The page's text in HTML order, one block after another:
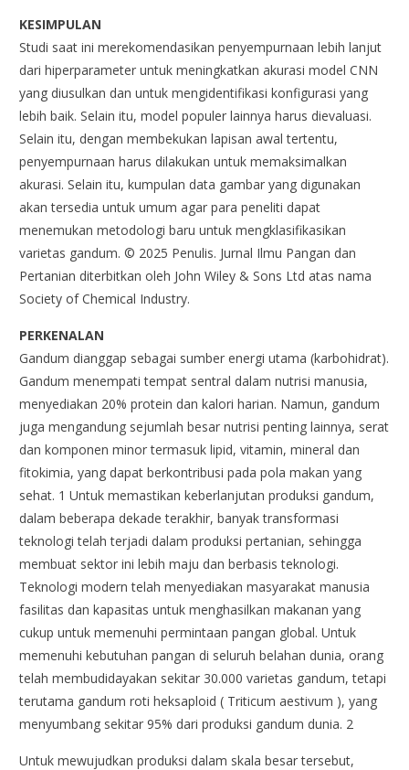
KESIMPULAN
Studi saat ini merekomendasikan penyempurnaan lebih lanjut
dari hiperparameter untuk meningkatkan akurasi model CNN
yang diusulkan dan untuk mengidentifikasi konfigurasi yang
lebih baik. Selain itu, model populer lainnya harus dievaluasi.
Selain itu, dengan membekukan lapisan awal tertentu,
penyempurnaan harus dilakukan untuk memaksimalkan
akurasi. Selain itu, kumpulan data gambar yang digunakan
akan tersedia untuk umum agar para peneliti dapat
menemukan metodologi baru untuk mengklasifikasikan
varietas gandum. © 2025 Penulis. Jurnal Ilmu Pangan dan
Pertanian diterbitkan oleh John Wiley & Sons Ltd atas nama
Society of Chemical Industry.
PERKENALAN
Gandum dianggap sebagai sumber energi utama (karbohidrat).
Gandum menempati tempat sentral dalam nutrisi manusia,
menyediakan 20% protein dan kalori harian. Namun, gandum
juga mengandung sejumlah besar nutrisi penting lainnya, serat
dan komponen minor termasuk lipid, vitamin, mineral dan
fitokimia, yang dapat berkontribusi pada pola makan yang
sehat. 1 Untuk memastikan keberlanjutan produksi gandum,
dalam beberapa dekade terakhir, banyak transformasi
teknologi telah terjadi dalam produksi pertanian, sehingga
membuat sektor ini lebih maju dan berbasis teknologi.
Teknologi modern telah menyediakan masyarakat manusia
fasilitas dan kapasitas untuk menghasilkan makanan yang
cukup untuk memenuhi permintaan pangan global. Untuk
memenuhi kebutuhan pangan di seluruh belahan dunia, orang
telah membudidayakan sekitar 30.000 varietas gandum, tetapi
terutama gandum roti heksaploid ( Triticum aestivum ), yang
menyumbang sekitar 95% dari produksi gandum dunia. 2
Untuk mewujudkan produksi dalam skala besar tersebut,